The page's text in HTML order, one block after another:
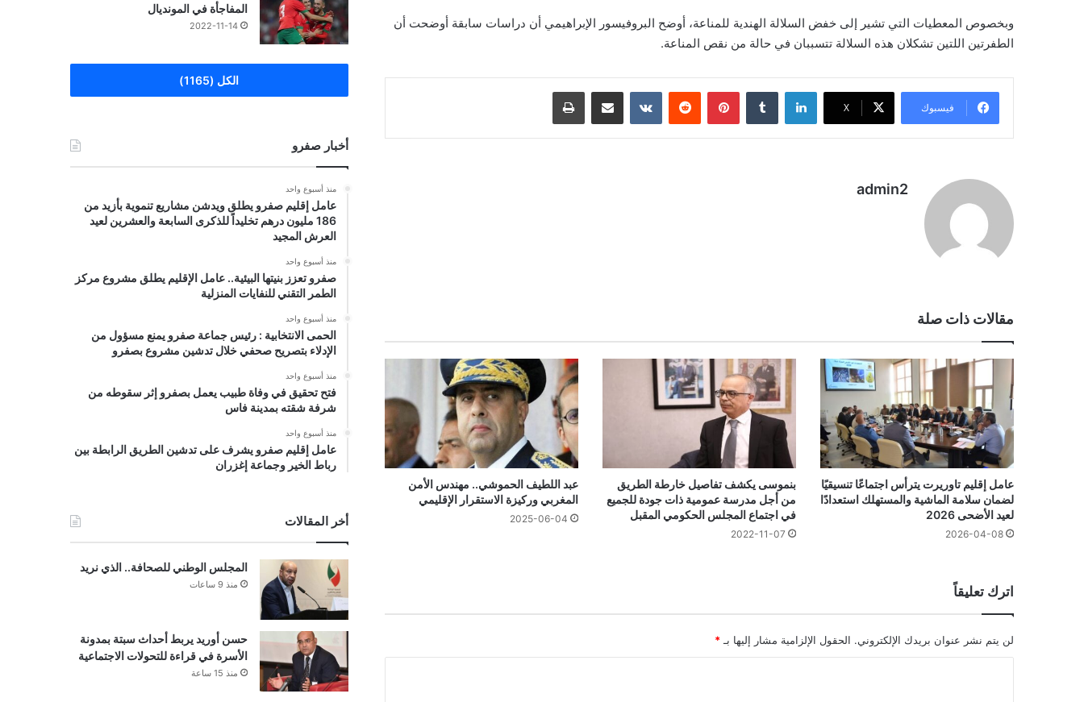
وبخصوص المعطيات التي تشير إلى خفض السلالة الهندية للمناعة، أوضح البروفيسور الإبراهيمي أن دراسات سابقة أوضحت أن
الطفرتين اللتين تشكلان هذه السلالة تتسببان في حالة من نقص المناعة.
فيسبوك ‫X
لينكدإن بينتيريست مشاركة عبر البريد طباعة
admin2
مقالات ذات صلة
عامل إقليم تاوريرت يترأس اجتماعًا تنسيقيًا
لضمان سلامة الماشية والمستهلك استعدادًا
لعيد الأضحى 2026
2026-04-08
بنموسى يكشف تفاصيل خارطة الطريق
من أجل مدرسة عمومية ذات جودة للجميع
في اجتماع المجلس الحكومي المقبل
2022-11-07
عبد اللطيف الحموشي.. مهندس الأمن
المغربي وركيزة الاستقرار الإقليمي
2025-06-04
اترك تعليقاً
لن يتم نشر عنوان بريدك الإلكتروني. الحقول الإلزامية مشار إليها بـ *
المفاجأة في المونديال
2022-11-14
الكل (1165)
أخبار صفرو
منذ أسبوع واحد
عامل إقليم صفرو يطلق ويدشن مشاريع تنموية بأزيد من
186 مليون درهم تخليداً للذكرى السابعة والعشرين لعيد
العرش المجيد
منذ أسبوع واحد
صفرو تعزز بنيتها البيئية.. عامل الإقليم يطلق مشروع مركز
الطمر التقني للنفايات المنزلية
منذ أسبوع واحد
الحمى الانتخابية : رئيس جماعة صفرو يمنع مسؤول من
الإدلاء بتصريح صحفي خلال تدشين مشروع بصفرو
منذ أسبوع واحد
فتح تحقيق في وفاة طبيب يعمل بصفرو إثر سقوطه من
شرفة شقته بمدينة فاس
منذ أسبوع واحد
عامل إقليم صفرو يشرف على تدشين الطريق الرابطة بين
رباط الخير وجماعة إغزران
أخر المقالات
المجلس الوطني للصحافة.. الذي نريد
منذ 9 ساعات
حسن أوريد يربط أحداث سبتة بمدونة
الأسرة في قراءة للتحولات الاجتماعية
منذ 15 ساعة